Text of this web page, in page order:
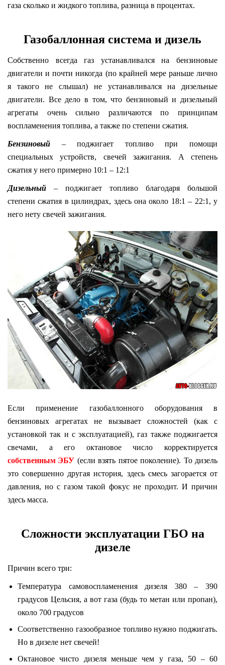
газа сколько и жидкого топлива, разница в процентах.
Газобаллонная система и дизель
Собственно всегда газ устанавливался на бензиновые
двигатели и почти никогда (по крайней мере раньше лично
я такого не слышал) не устанавливался на дизельные
двигатели. Все дело в том, что бензиновый и дизельный
агрегаты очень сильно различаются по принципам
воспламенения топлива, а также по степени сжатия.
Бензиновый – поджигает топливо при помощи
специальных устройств, свечей зажигания. А степень
сжатия у него примерно 10:1 – 12:1
Дизельный – поджигает топливо благодаря большой
степени сжатия в цилиндрах, здесь она около 18:1 – 22:1, у
него нету свечей зажигания.
Если применение газобаллонного оборудования в
бензиновых агрегатах не вызывает сложностей (как с
установкой так и с эксплуатацией), газ также поджигается
свечами, а его октановое число корректируется
собственным ЭБУ (если взять пятое поколение). То дизель
это совершенно другая история, здесь смесь загорается от
давления, но с газом такой фокус не проходит. И причин
здесь масса.
Сложности эксплуатации ГБО на
дизеле
Причин всего три:
Температура самовоспламенения дизеля 380 – 390
градусов Цельсия, а вот газа (будь то метан или пропан),
около 700 градусов
Соответственно газообразное топливо нужно поджигать.
Но в дизеле нет свечей!
Октановое чисто дизеля меньше чем у газа, 50 – 60